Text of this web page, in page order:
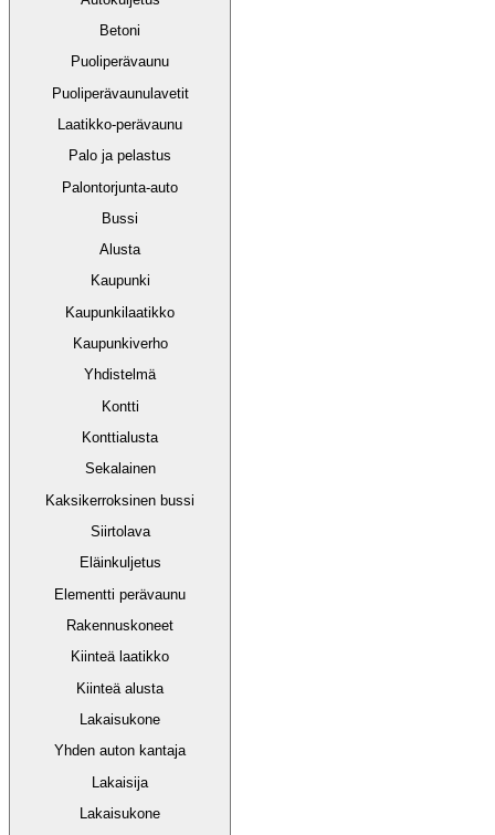
Betoni
Puoliperävaunu
Puoliperävaunulavetit
Laatikko-perävaunu
Palo ja pelastus
Palontorjunta-auto
Bussi
Alusta
Kaupunki
Kaupunkilaatikko
Kaupunkiverho
Yhdistelmä
Kontti
Konttialusta
Sekalainen
Kaksikerroksinen bussi
Siirtolava
Eläinkuljetus
Elementti perävaunu
Rakennuskoneet
Kiinteä laatikko
Kiinteä alusta
Lakaisukone
Yhden auton kantaja
Lakaisija
Lakaisukone